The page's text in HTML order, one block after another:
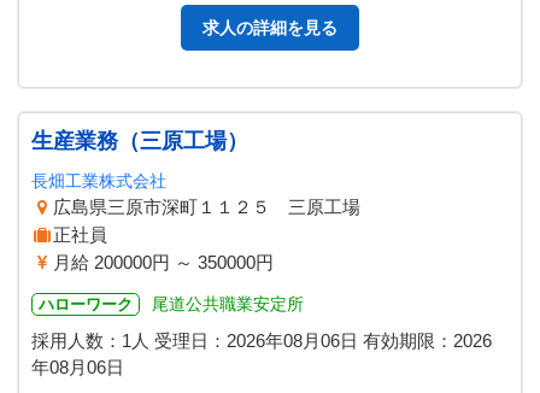
求人の詳細を見る
生産業務（三原工場）
長畑工業株式会社
広島県三原市深町１１２５ 三原工場
正社員
月給 200000円 ～ 350000円
ハローワーク 尾道公共職業安定所
採用人数：1人 受理日： 2026年08月06日 有効期限： 2026
年08月06日